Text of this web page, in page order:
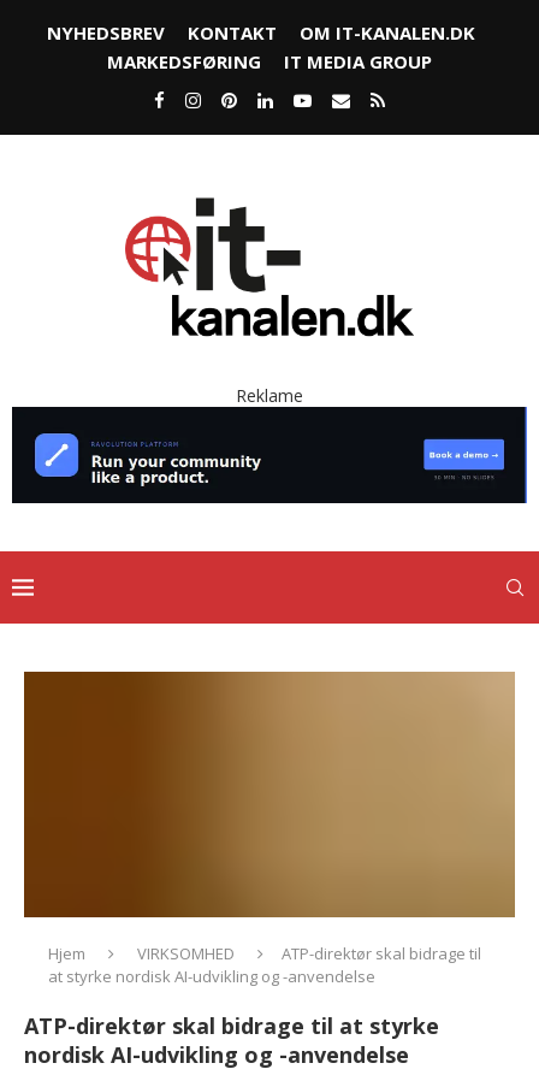
NYHEDSBREV KONTAKT
OM IT-KANALEN.DK
MARKEDSFØRING
IT MEDIA GROUP
Reklame
Hjem VIRKSOMHED
ATP-direktør skal bidrage til
at styrke nordisk AI-udvikling og -anvendelse
ATP-direktør skal bidrage til at styrke
nordisk AI-udvikling og -anvendelse